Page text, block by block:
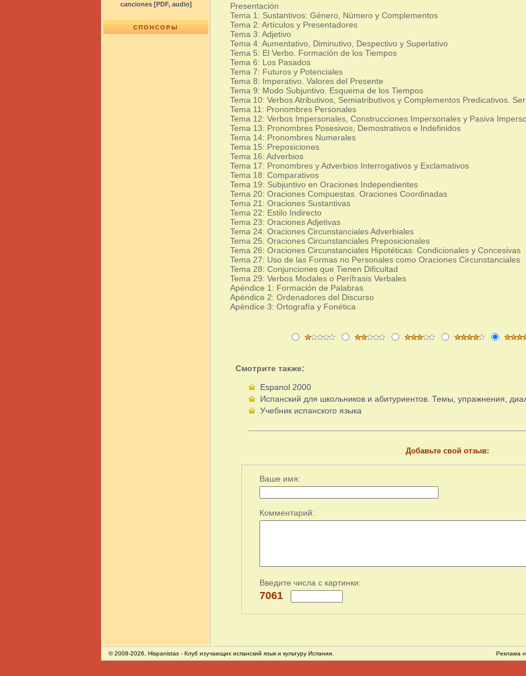
canciones [PDF, audio]
СПОНСОРЫ
Presentación
Tema 1: Sustantivos: Género, Número y Complementos
Tema 2: Artículos y Presentadores
Tema 3: Adjetivo
Tema 4: Aumentativo, Diminutivo, Despectivo y Superlativo
Tema 5: El Verbo. Formación de los Tiempos
Tema 6: Los Pasados
Tema 7: Futuros y Potenciales
Tema 8: Imperativo. Valores del Presente
Tema 9: Modo Subjuntivo. Esquema de los Tiempos
Tema 10: Verbos Atributivos, Semiatributivos y Complementos Predicativos.
Tema 11: Pronombres Personales
Tema 12: Verbos Impersonales, Construcciones Impersonales y Pasiva
Tema 13: Pronombres Posesivos, Demostrativos e Indefinidos
Tema 14: Pronombres Numerales
Tema 15: Preposiciones
Tema 16: Adverbios
Tema 17: Pronombres y Adverbios Interrogativos y Exclamativos
Tema 18: Comparativos
Tema 19: Subjuntivo en Oraciones Independientes
Tema 20: Oraciones Compuestas. Oraciones Coordinadas
Tema 21: Oraciones Sustantivas
Tema 22: Estilo Indirecto
Tema 23: Oraciones Adjetivas
Tema 24: Oraciones Circunstanciales Adverbiales
Tema 25: Oraciones Circunstanciales Preposicionales
Tema 26: Oraciones Circunstanciales Hipotéticas: Condicionales y Concesivas
Tema 27: Uso de las Formas no Personales como Oraciones Circunstanciales
Tema 28: Conjunciones que Tienen Dificultad
Tema 29: Verbos Modales o Perífrasis Verbales
Apéndice 1: Formación de Palabras
Apéndice 2: Ordenadores del Discurso
Apéndice 3: Ortografía y Fonética
Смотрите также:
Espanol 2000
Испанский для школьников и абитуриентов. Темы, упражнения,
Учебник испанского языка
Добавьте свой отзыв:
Ваше имя:
Комментарий:
Введите числа с картинки:
7061
© 2008-2026, Hispanistas - Клуб изучающих испанский язык и культуру Испании. Реклама